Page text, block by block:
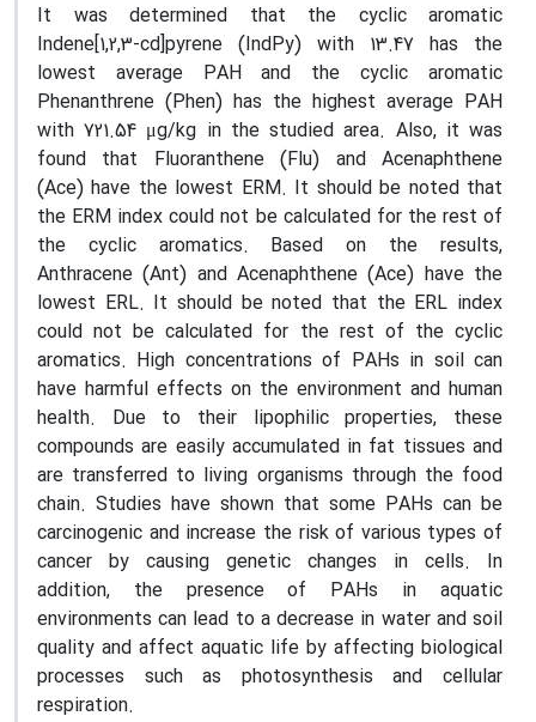
It was determined that the cyclic aromatic
Indene[1,2,3-cd]pyrene (IndPy) with 13.47 has the
lowest average PAH and the cyclic aromatic
Phenanthrene (Phen) has the highest average PAH
with 721.54 μg/kg in the studied area. Also, it was
found that Fluoranthene (Flu) and Acenaphthene
(Ace) have the lowest ERM. It should be noted that
the ERM index could not be calculated for the rest of
the cyclic aromatics. Based on the results,
Anthracene (Ant) and Acenaphthene (Ace) have the
lowest ERL. It should be noted that the ERL index
could not be calculated for the rest of the cyclic
aromatics. High concentrations of PAHs in soil can
have harmful effects on the environment and human
health. Due to their lipophilic properties, these
compounds are easily accumulated in fat tissues and
are transferred to living organisms through the food
chain. Studies have shown that some PAHs can be
carcinogenic and increase the risk of various types of
cancer by causing genetic changes in cells. In
addition, the presence of PAHs in aquatic
environments can lead to a decrease in water and soil
quality and affect aquatic life by affecting biological
processes such as photosynthesis and cellular
respiration.